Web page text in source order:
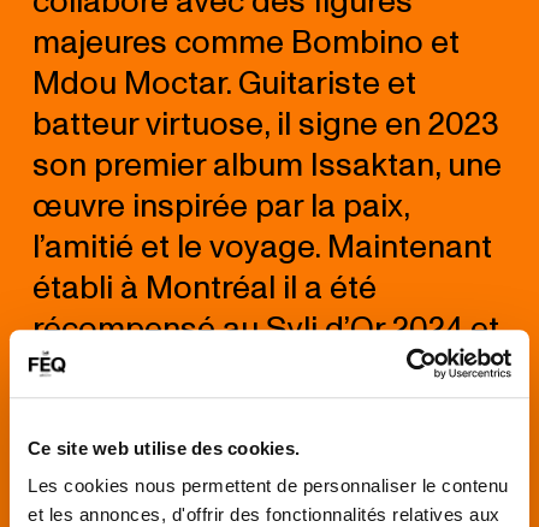
Ce site web utilise des cookies.
Les cookies nous permettent de personnaliser le contenu
et les annonces, d'offrir des fonctionnalités relatives aux
majeures comme Bombino et
Mdou Moctar. Guitariste et
batteur virtuose, il signe en 2023
son premier album Issaktan, une
œuvre inspirée par la paix,
l’amitié et le voyage. Maintenant
établi à Montréal il a été
récompensé au Syli d’Or 2024 et
du prix Afropop, Boubé poursuit
une ascension remarquée,
portée par un charisme
scénique hors du commun.